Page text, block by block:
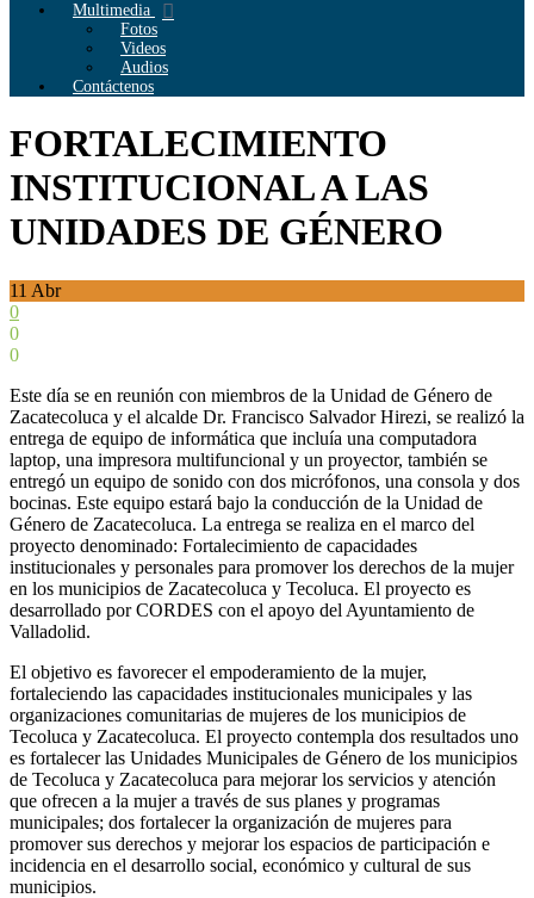
Multimedia
Fotos
Videos
Audios
Contáctenos
FORTALECIMIENTO
INSTITUCIONAL A LAS
UNIDADES DE GÉNERO
11 Abr
0
0
0
Este día se en reunión con miembros de la Unidad de Género de
Zacatecoluca y el alcalde Dr. Francisco Salvador Hirezi, se realizó la
entrega de equipo de informática que incluía una computadora
laptop, una impresora multifuncional y un proyector, también se
entregó un equipo de sonido con dos micrófonos, una consola y dos
bocinas. Este equipo estará bajo la conducción de la Unidad de
Género de Zacatecoluca. La entrega se realiza en el marco del
proyecto denominado: Fortalecimiento de capacidades
institucionales y personales para promover los derechos de la mujer
en los municipios de Zacatecoluca y Tecoluca. El proyecto es
desarrollado por CORDES con el apoyo del Ayuntamiento de
Valladolid.
El objetivo es favorecer el empoderamiento de la mujer,
fortaleciendo las capacidades institucionales municipales y las
organizaciones comunitarias de mujeres de los municipios de
Tecoluca y Zacatecoluca. El proyecto contempla dos resultados uno
es fortalecer las Unidades Municipales de Género de los municipios
de Tecoluca y Zacatecoluca para mejorar los servicios y atención
que ofrecen a la mujer a través de sus planes y programas
municipales; dos fortalecer la organización de mujeres para
promover sus derechos y mejorar los espacios de participación e
incidencia en el desarrollo social, económico y cultural de sus
municipios.